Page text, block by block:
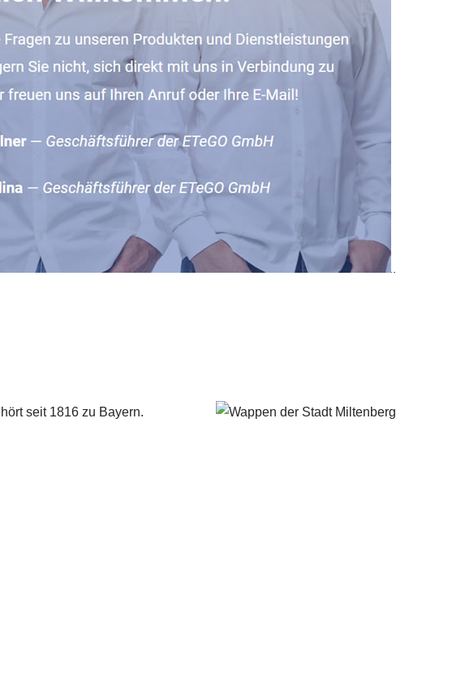
seit 1816 zu Bayern.